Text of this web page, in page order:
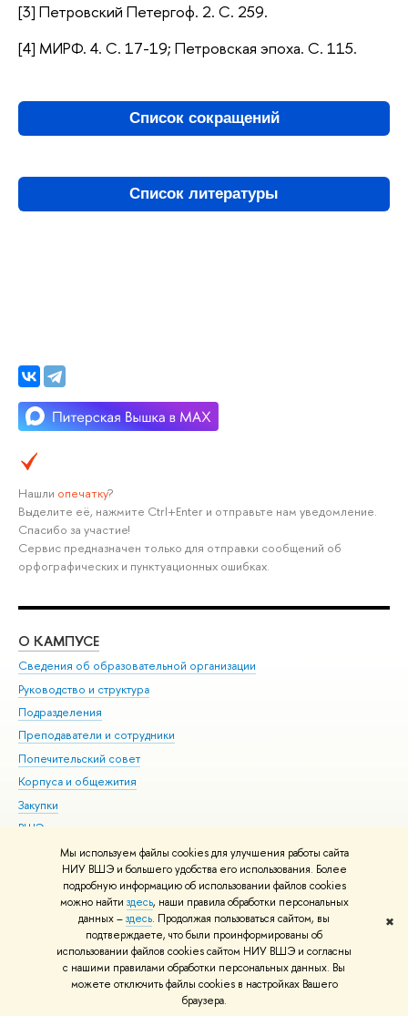
Мы используем файлы cookies для улучшения работы сайта
НИУ ВШЭ и большего удобства его использования. Более
подробную информацию об использовании файлов cookies
можно найти здесь, наши правила обработки персональных
данных –здесь. Продолжая пользоваться сайтом, вы
подтверждаете, что были проинформированы об
использовании файлов cookies сайтом НИУ ВШЭ и согласны
с нашими правилами обработки персональных данных. Вы
можете отключить файлы cookies в настройках Вашего
браузера.
✖
[3] Петровский Петергоф. 2. С. 259.
[4] МИРФ. 4. С. 17-19; Петровская эпоха. С. 115.
Список сокращений
Список литературы
Нашли опечатку?
Выделите её, нажмите Ctrl+Enter и отправьте нам уведомление.
Спасибо за участие!
Сервис предназначен только для отправки сообщений об
орфографических и пунктуационных ошибках.
О КАМПУСЕ
Сведения об образовательной организации
Руководство и структура
Подразделения
Преподаватели и сотрудники
Попечительский совет
Корпуса и общежития
Закупки
ВШЭ для студентов с ограниченными возможностями
здоровья и инвалидностью
Версия для слабовидящих
Единая платежная страница
© НИУ ВШЭ 1993–2026 Адреса и контакты Условия использования
материалов Политика конфиденциальности Карта сайта
Шрифты HSE Sans и HSE Slab разработаны вШколе дизайна НИУ ВШЭ